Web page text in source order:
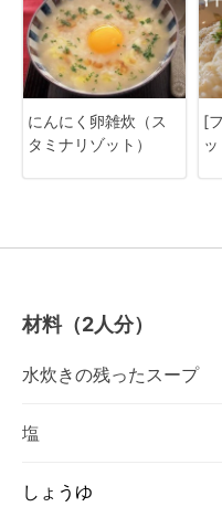
にんにく卵雑炊（ス
タミナリゾット）
[
材料（2人分）
水炊きの残ったスープ
塩
しょうゆ